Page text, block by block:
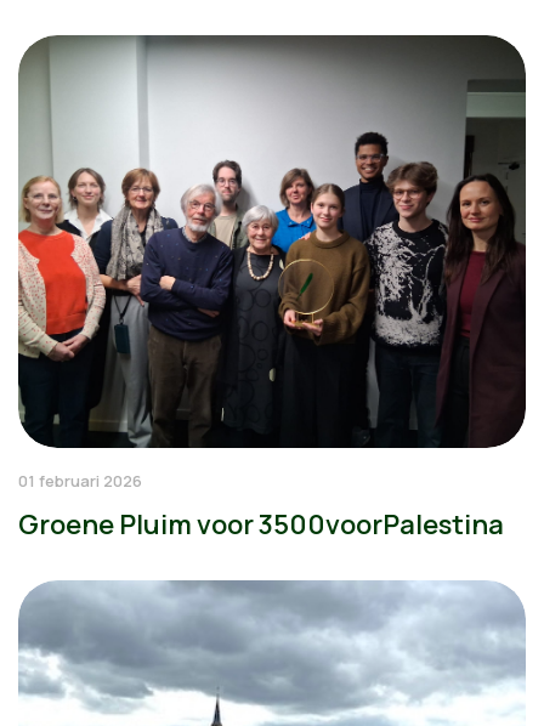
01 februari 2026
Groene Pluim voor 3500voorPalestina